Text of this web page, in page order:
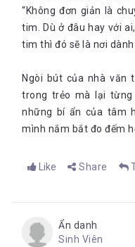
“Không đơn giản là
tim. Dù ở đâu hay với
tim thì đó sẽ là nơi dành
Ngòi bút của nhà văn
trong trẻo mà lại
những bí ẩn của tâm
mình nắm bắt đo đếm
Like Share
Ẩn danh
Sinh Viên